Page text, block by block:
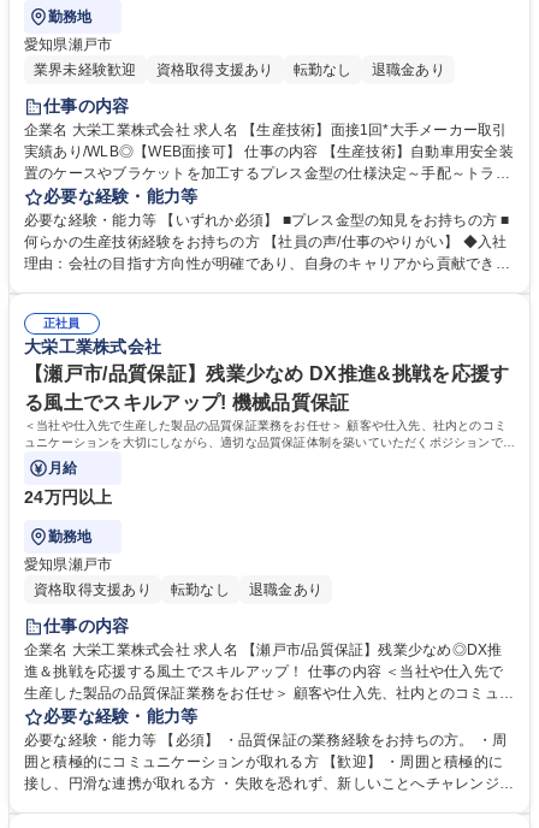
勤務地
愛知県瀬戸市
業界未経験歓迎
資格取得支援あり 転勤なし 退職金あり
仕事の内容
企業名 大栄工業株式会社 求人名 【生産技術】面接1回*大手メーカー取引
実績あり/WLB◎【WEB面接可】 仕事の内容 【生産技術】自動車用安全装
置のケースやブラケットを加工するプレス金型の仕様決定～手配～トライ
をお任せ。 【業務詳細/一連の工程】 ▼プレス金型の工程設計▼金型メー
カー等と型打合せ▼トライ(金型仕上げ)▼金型の修正▼条件表等作成後、
製造部に移管。 【入社後の流れ】先輩社員からのOJTを受けながら仕事に
入っていっていただきます。 ＊顧客部品設計の検討から携わることがで
【WEB面接可】
必要な経験・能力等
必要な経験・能力等 【いずれか必須】 ■プレス金型の知見をお持ちの方 ■
何らかの生産技術経験をお持ちの方 【社員の声/仕事のやりがい】 ◆入社
理由：会社の目指す方向性が明確であり、自身のキャリアから貢献できる
く意見が通りやすい環境/社外研修での学びあり ◆有給や公休の取得は総
務よりこまめにフォローされ、休暇取得しやすい雰囲気 学歴・資格 学
歴：大学院 大学 高専 短大 専修学校 高校 語学力： 資格：
正社員
大栄工業株式会社
【瀬戸市/品質保証】残業少なめ DX推進&挑戦を応援す
る風土でスキルアップ! 機械品質保証
＜当社や仕入先で生産した製品の品質保証業務をお任せ＞ 顧客や仕入先、社内とのコミ
ュニケーションを大切にしながら、適切な品質保証体制を築いていただくポジションで
す。
月給
24万円以上
勤務地
愛知県瀬戸市
資格取得支援あり
転勤なし 退職金あり
仕事の内容
企業名 大栄工業株式会社 求人名 【瀬戸市/品質保証】残業少なめ◎DX推
進＆挑戦を応援する風土でスキルアップ！ 仕事の内容 ＜当社や仕入先で
生産した製品の品質保証業務をお任せ＞ 顧客や仕入先、社内とのコミュニ
ケーションを大切にしながら、適切な品質保証体制を築いていただくポジ
ションです。 【具体的には】自社および仕入先製品の品質保証に関わる業
務全般を担当します。単なる検査にとどまらず、関係各所との調整や改善
提案など、持ち前のコミュニケーション力を活かした活躍を期待していま
必要な経験・能力等
必要な経験・能力等 【必須】 ・品質保証の業務経験をお持ちの方。 ・周
囲と積極的にコミュニケーションが取れる方 【歓迎】 ・周囲と積極的に
接し、円滑な連携が取れる方 ・失敗を恐れず、新しいことへチャレンジで